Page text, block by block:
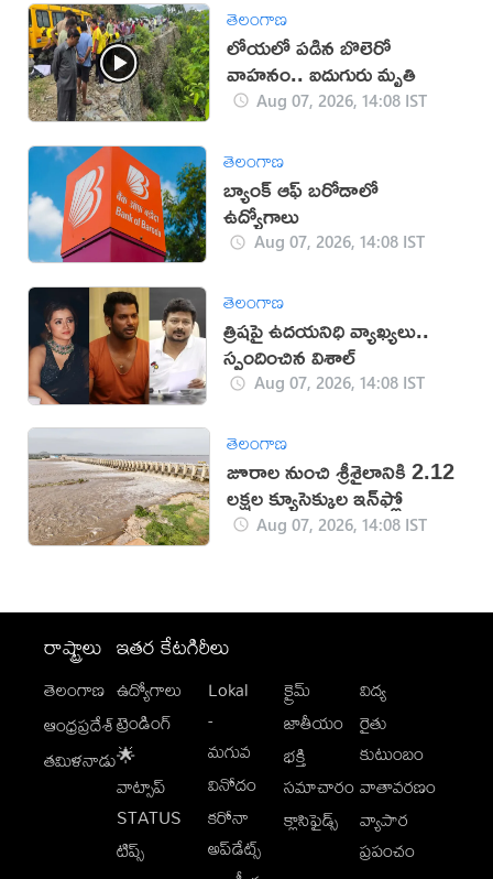
తెలంగాణ
లోయలో పడిన బొలెరో
వాహనం.. ఐదుగురు మృతి
Aug 07, 2026, 14:08 IST
తెలంగాణ
బ్యాంక్ ఆఫ్ బరోడాలో
ఉద్యోగాలు
Aug 07, 2026, 14:08 IST
తెలంగాణ
త్రిషపై ఉదయనిధి వ్యాఖ్యలు..
స్పందించిన విశాల్
Aug 07, 2026, 14:08 IST
తెలంగాణ
జూరాల నుంచి శ్రీశైలానికి 2.12
లక్షల క్యూసెక్కుల ఇన్‌ఫ్లో
Aug 07, 2026, 14:08 IST
రాష్ట్రాలు
తెలంగాణ
ఆంధ్రప్రదేశ్
తమిళనాడు
ఇతర కేటగిరీలు
ఉద్యోగాలు
ట్రెండింగ్
🌟
వాట్సాప్
STATUS
టిప్స్
Lokal
-
మగువ
వినోదం
కరోనా
అప్‌డేట్స్
క్రైమ్
జాతీయం
భక్తి
సమాచారం
క్లాసిఫైడ్స్
విద్య
రైతు
కుటుంబం
వాతావరణం
వ్యాపార
ప్రపంచం